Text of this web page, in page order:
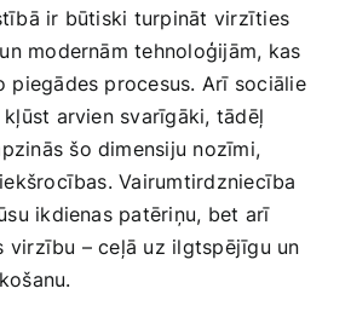
ir būtiski turpināt virzīties
modernām tehnoloģijām, kas
piegādes procesus. ‌Arī sociālie
arvien svarīgāki, tādēļ
šo dimensiju nozīmi,⁤
Vairumtirdzniecība
ikdienas patēriņu, bet arī
virzību – ceļā uz ilgtspējīgu un